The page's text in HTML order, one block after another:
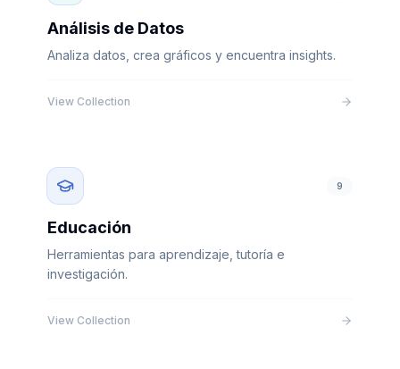
Análisis de Datos
Analiza datos, crea gráficos y encuentra insights.
View Collection
9
Educación
Herramientas para aprendizaje, tutoría e
investigación.
View Collection